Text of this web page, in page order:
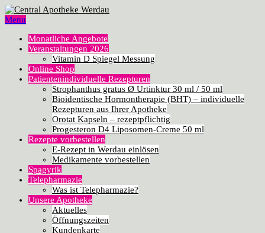
Menu
Monatliche Angebote
Veranstaltungen 2026
Vitamin D Spiegel Messung
Online Shop
Patientenindividuelle Rezepturen
Strophanthus gratus Ø Urtinktur 30 ml / 50 ml
Bioidentische Hormontherapie (BHT) – individuelle
Rezepturen aus Ihrer Apotheke
Orotat Kapseln – rezeptpflichtig
Progesteron D4 Liposomen-Creme 50 ml
Rezepte vorbestellen
E-Rezept in Werdau einlösen
Medikamente vorbestellen
Spagyrik
Telepharmazie
Was ist Telepharmazie?
Unsere Apotheke
Aktuelles
Öffnungszeiten
Kundenkarte